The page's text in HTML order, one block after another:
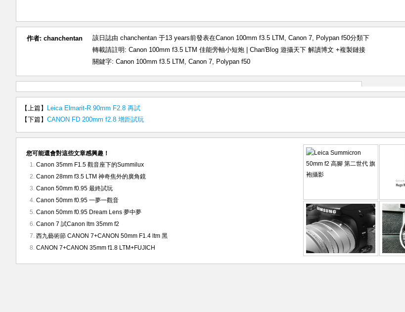
作者: chanchentan 該日誌由 chanchentan 于13 years前發表在Canon 100mm f3.5 LTM , Canon 7, Polypan f50分類下
轉載請註明: Canon 100mm f3.5 LTM 佳能旁軸小短炮 | Chan'Blog 遊攝天下 解讀博文 +複製鏈接
關鍵字: Canon 100mm f3.5 LTM , Canon 7, Polypan f50
【上篇】
Leica Elmarit-R 90mm F2.8 再試
【下篇】 CANON FD 200mm f2.8 增距試玩
您可能還會對這些文章感興趣！
Canon 35mm F1.5 觀音座下的Summilux
Canon 28mm f3.5 LTM 神奇焦外的廣角鏡
Canon 50mm f0.95 最終試玩
Canon 50mm f0.95 一夢一觀音
Canon 50mm f0.95 Dream Lens 夢中夢
Canon 7 試Canon ltm 35mm f2
西九藝術節 CANON 7+CANON 50mm F1.4 ltm 黑
CANON 7+CANON 35mm f1.8 LTM+FUJICH